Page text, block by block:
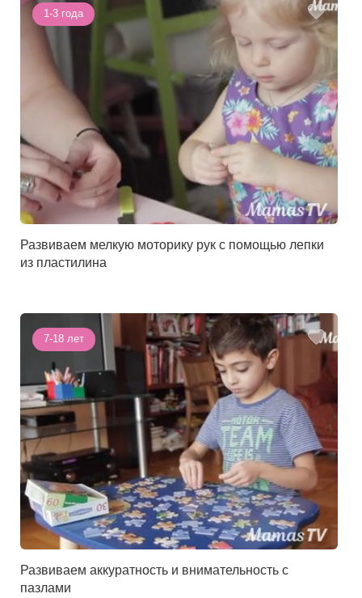
1-3 года
Развиваем мелкую моторику рук с помощью лепки
из пластилина
7-18 лет
Развиваем аккуратность и внимательность с
пазлами